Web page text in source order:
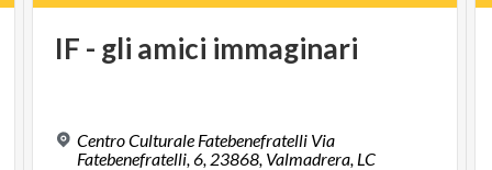
IF - gli amici immaginari
Centro Culturale Fatebenefratelli Via
Fatebenefratelli, 6, 23868, Valmadrera, LC